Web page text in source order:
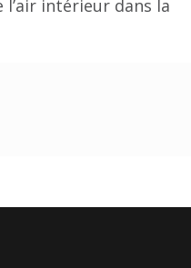
intérieur dans la